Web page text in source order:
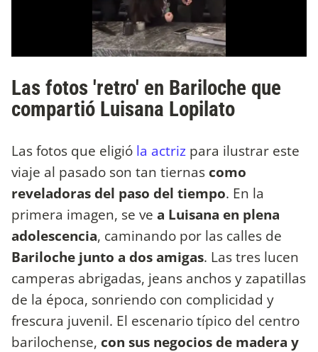
Las fotos 'retro' en Bariloche que
compartió Luisana Lopilato
Las fotos que eligió la actriz para ilustrar este
viaje al pasado son tan tiernas como
reveladoras del paso del tiempo. En la
primera imagen, se ve a Luisana en plena
adolescencia, caminando por las calles de
Bariloche junto a dos amigas. Las tres lucen
camperas abrigadas, jeans anchos y zapatillas
de la época, sonriendo con complicidad y
frescura juvenil. El escenario típico del centro
barilochense, con sus negocios de madera y